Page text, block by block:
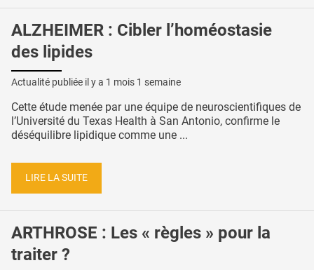
ALZHEIMER : Cibler l’homéostasie
des lipides
Actualité publiée il y a 1 mois 1 semaine
Cette étude menée par une équipe de neuroscientifiques de
l’Université du Texas Health à San Antonio, confirme le
déséquilibre lipidique comme une ...
LIRE LA SUITE
ARTHROSE : Les « règles » pour la
traiter ?